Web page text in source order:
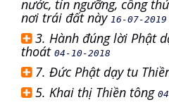
nước, tín ngưỡng, công
nơi trái đất này16-07-2019
3. Hành đúng lời Phật
thoát 04-10-2018
7. Đức Phật dạy tu
5. Khai thị Thiền tông